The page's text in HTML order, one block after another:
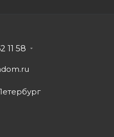
11 58